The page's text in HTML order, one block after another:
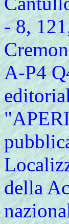
- 8,
A-P4
della